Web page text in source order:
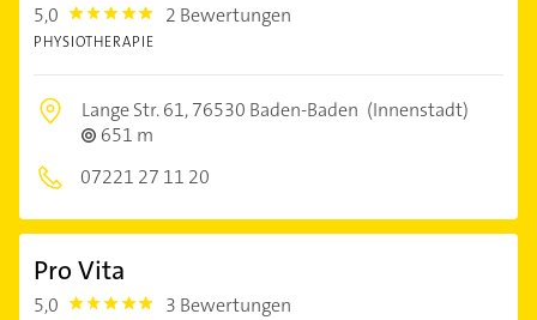
5,0 5.0 2 Bewertungen
PHYSIOTHERAPIE
Lange Str. 61,76530 Baden-Baden (Innenstadt)
651 m
07221 27 11 20
Pro Vita
5,0 5.0 3 Bewertungen